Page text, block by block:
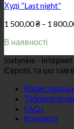
Худі “Last night”
1 500,00₴ – 1
В наявності
Sixtynine -
Європі, та шо там
Таблиця
FAQs
Контакти